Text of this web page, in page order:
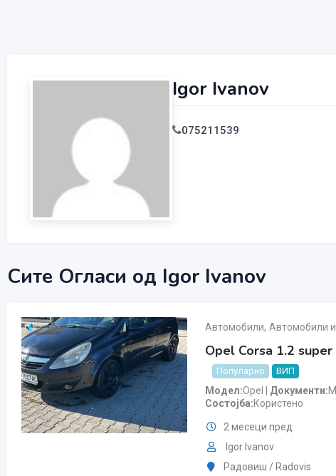
Igor Ivanov
075211539
Сите Огласи од Igor Ivanov
Автомобили, Автомобили
Opel Corsa 1.2
Популарно ВИП
Модел Opel Документи
Состојба Користено
2 месеци пред
Igor Ivanov
Радовиш / Radovis